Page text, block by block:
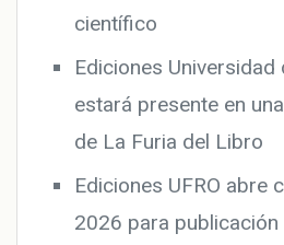
científico
Ediciones
estará presente en
de La Furia del Libro
Ediciones UFRO abre
2026 para